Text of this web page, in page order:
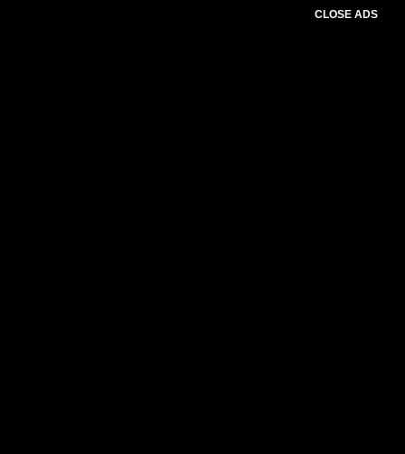
CLOSE ADS